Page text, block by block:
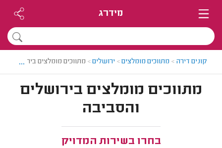
מידרג
קונים דירה > מתווכים מומלצים> ירושלים> מתווכים מומלצים בירושלים
...
מתווכים מומלצים בירושלים
והסביבה
בחרו בשירות המדויק